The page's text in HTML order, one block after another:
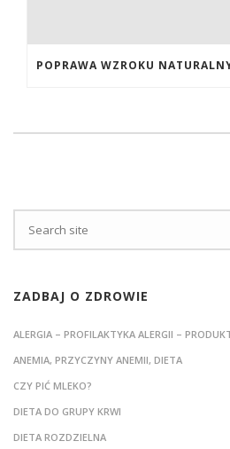
ZADBAJ O ZDROWIE
ALERGIA – PROFILAKTYKA ALERGII –
ANEMIA, PRZYCZYNY ANEMII, DIETA
CZY PIĆ MLEKO?
DIETA DO GRUPY KRWI
DIETA ROZDZIELNA